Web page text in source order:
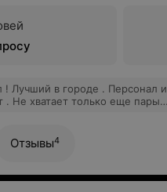
! Лучший в городе . Персонал и
. Не хватает только еще пары
Отзывы4